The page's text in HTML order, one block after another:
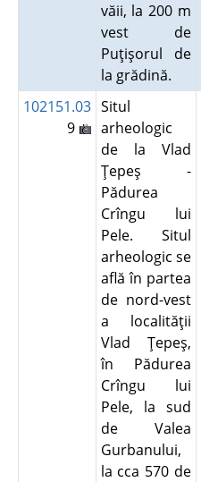
văii, la 200 m
vest de
Puţişorul de
la grădină.
102151.03
9
Situl
arheologic
de la Vlad
Ţepeş -
Pădurea
Crîngu lui
Pele. Situl
arheologic se
află în partea
de nord-vest
a localităţii
Vlad Ţepeş,
în Pădurea
Crîngu lui
Pele, la sud
de Valea
Gurbanului,
la cca 570 de